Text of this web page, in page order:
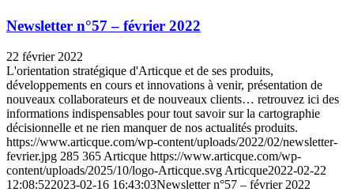
Newsletter n°57 – février 2022
22 février 2022
L'orientation stratégique d'Articque et de ses produits,
développements en cours et innovations à venir, présentation de
nouveaux collaborateurs et de nouveaux clients… retrouvez ici des
informations indispensables pour tout savoir sur la cartographie
décisionnelle et ne rien manquer de nos actualités produits.
https://www.articque.com/wp-content/uploads/2022/02/newsletter-
fevrier.jpg 285 365 Articque https://www.articque.com/wp-
content/uploads/2025/10/logo-Articque.svg Articque2022-02-22
12:08:522023-02-16 16:43:03Newsletter n°57 – février 2022